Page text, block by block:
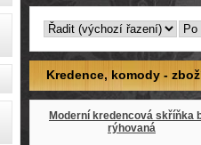
Kredence, komody -
Moderní kredencová skříňka
rýhovaná